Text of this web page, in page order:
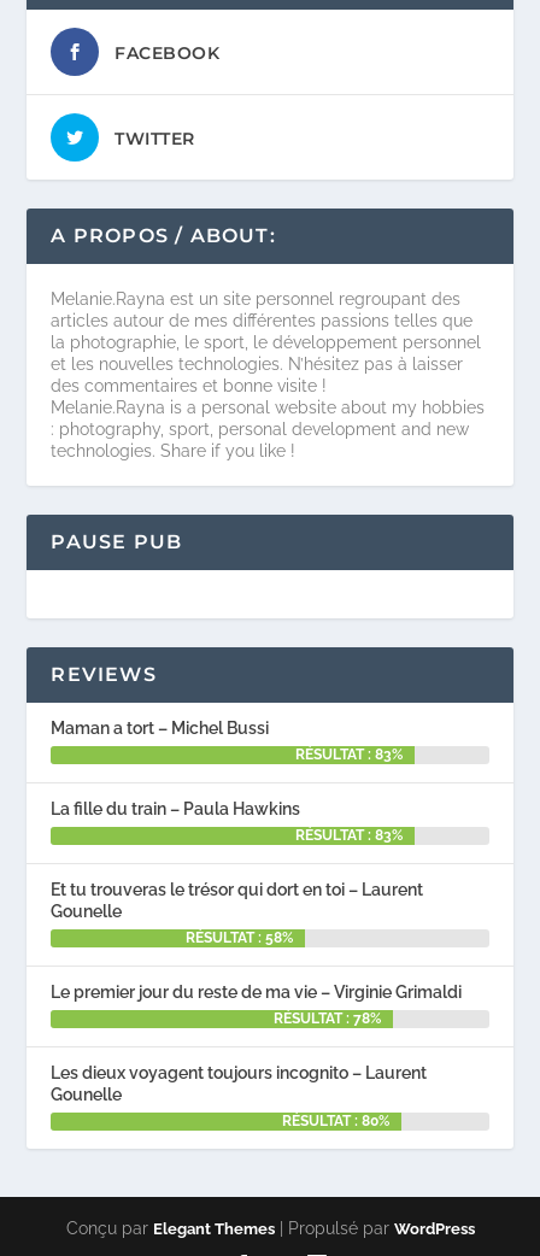
FACEBOOK
TWITTER
A PROPOS / ABOUT:
Melanie.Rayna est un site personnel regroupant des
articles autour de mes différentes passions telles que
la photographie, le sport, le développement personnel
et les nouvelles technologies. N’hésitez pas à laisser
des commentaires et bonne visite !
Melanie.Rayna is a personal website about my hobbies
: photography, sport, personal development and new
technologies. Share if you like !
PAUSE PUB
REVIEWS
Maman a tort – Michel Bussi
RÉSULTAT : 83%
La fille du train – Paula Hawkins
RÉSULTAT : 83%
Et tu trouveras le trésor qui dort en toi – Laurent
Gounelle
RÉSULTAT : 58%
Le premier jour du reste de ma vie – Virginie Grimaldi
RÉSULTAT : 78%
Les dieux voyagent toujours incognito – Laurent
Gounelle
RÉSULTAT : 80%
Conçu par Elegant Themes| Propulsé par WordPress